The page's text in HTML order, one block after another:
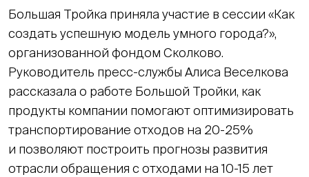
Большая Тройка приняла участие в сессии «Как
создать успешную модель умного города?»,
организованной фондом Сколково.
Руководитель пресс-службы Алиса Веселкова
рассказала о работе Большой Тройки, как
продукты компании помогают оптимизировать
транспортирование отходов на 20-25%
и позволяют построить прогнозы развития
отрасли обращения с отходами на 10-15 лет